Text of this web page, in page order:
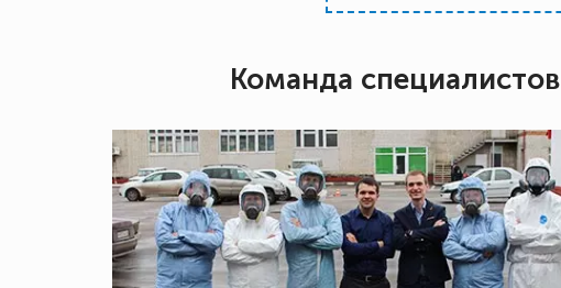
Команда специалистов